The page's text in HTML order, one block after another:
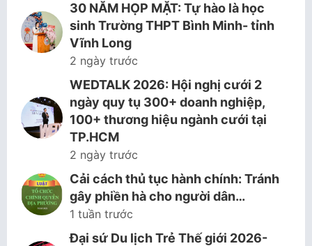
30 NĂM HỌP MẶT: Tự hào là học
sinh Trường THPT Bình Minh- tỉnh
Vĩnh Long
2 ngày trước
WEDTALK 2026: Hội nghị cưới 2
ngày quy tụ 300+ doanh nghiệp,
100+ thương hiệu ngành cưới tại
TP.HCM
2 ngày trước
Cải cách thủ tục hành chính: Tránh
gây phiền hà cho người dân…
1 tuần trước
Đại sứ Du lịch Trẻ Thế giới 2026-